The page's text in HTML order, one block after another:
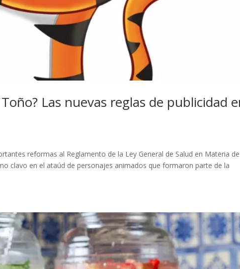
Las nuevas reglas de publicidad
reformas al Reglamento de la Ley General de Salud en Materia de
clavo en el ataúd de personajes animados que formaron parte de la